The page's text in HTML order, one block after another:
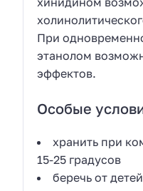
При
этанолом
эффектов.
Особые
хранить при
15-25 градусов
беречь от детей